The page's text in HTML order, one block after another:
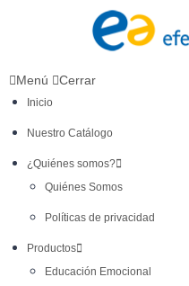
Menú Cerrar
Inicio
Nuestro Catálogo
¿Quiénes somos?
Quiénes Somos
Políticas de privacidad
Productos
Educación Emocional